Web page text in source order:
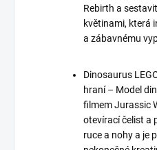
Rebirth a
květinami, která
a zábavnému
Dinosaurus
hraní – Model
filmem Jurassic
otevírací čelist a
ruce a nohy a je